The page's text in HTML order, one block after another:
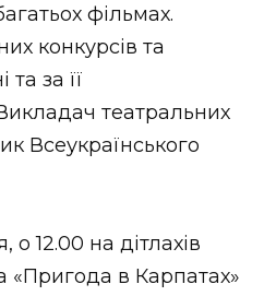
фільмах.
конкурсів та
та за її
театральних
Всеукраїнського
о 12.00 на дітлахів
«Пригода в Карпатах»